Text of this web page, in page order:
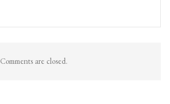
Comments are closed.